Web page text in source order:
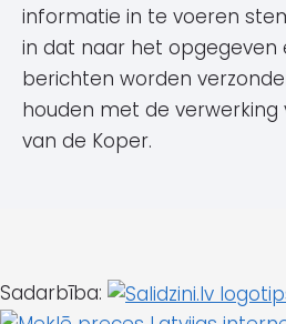
informatie in te voeren
in dat naar het opgegeven
berichten worden
houden met de verwerking
van de Koper.
Sadarbība: